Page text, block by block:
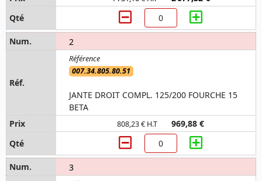
2
007.34.805.80.51
JANTE DROIT COMPL. 125/200 FOURCHE 15
BETA
808,23 € H.T 969,88 €
3